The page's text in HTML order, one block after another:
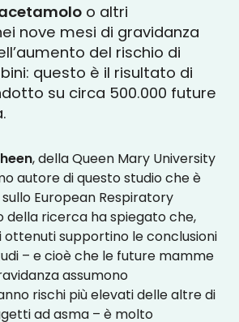
o altri
nove mesi di gravidanza
del rischio di
questo è il risultato di
su circa 500.000 future
, della Queen Mary University
autore di questo studio che è
European Respiratory
della ricerca ha spiegato che,
ottenuti supportino le conclusioni
– e cioè che le future mamme
assumono
rischi più elevati delle altre di
ad asma – è molto